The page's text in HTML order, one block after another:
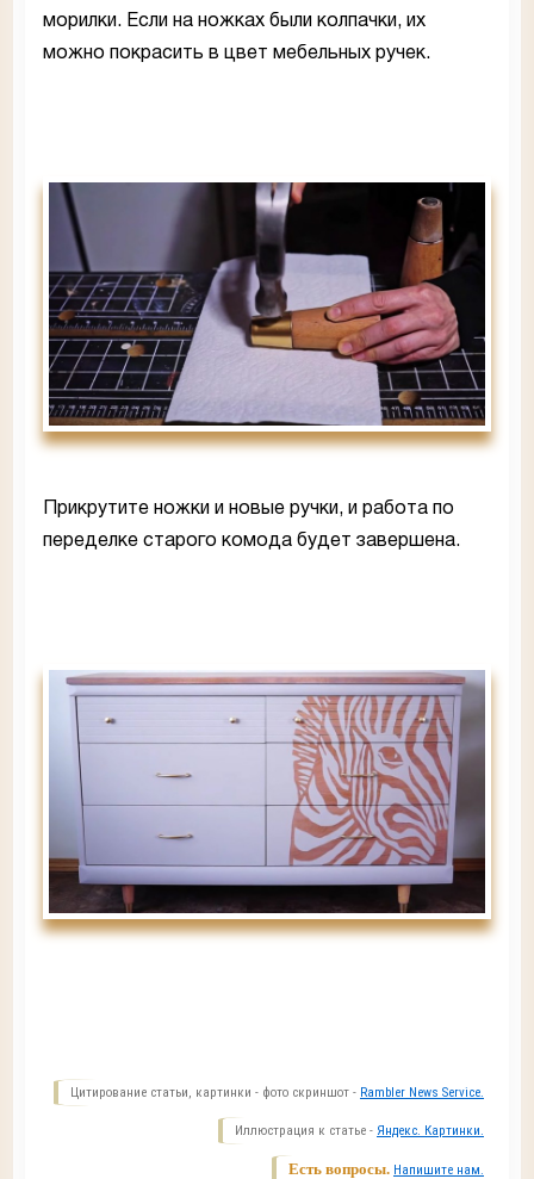
морилки. Если на ножках были колпачки, их
можно покрасить в цвет мебельных ручек.
Прикрутите ножки и новые ручки, и работа по
переделке старого комода будет завершена.
Цитирование статьи, картинки - фото скриншот - Rambler News Service.
Иллюстрация к статье - Яндекс. Картинки.
Есть вопросы. Напишите нам.